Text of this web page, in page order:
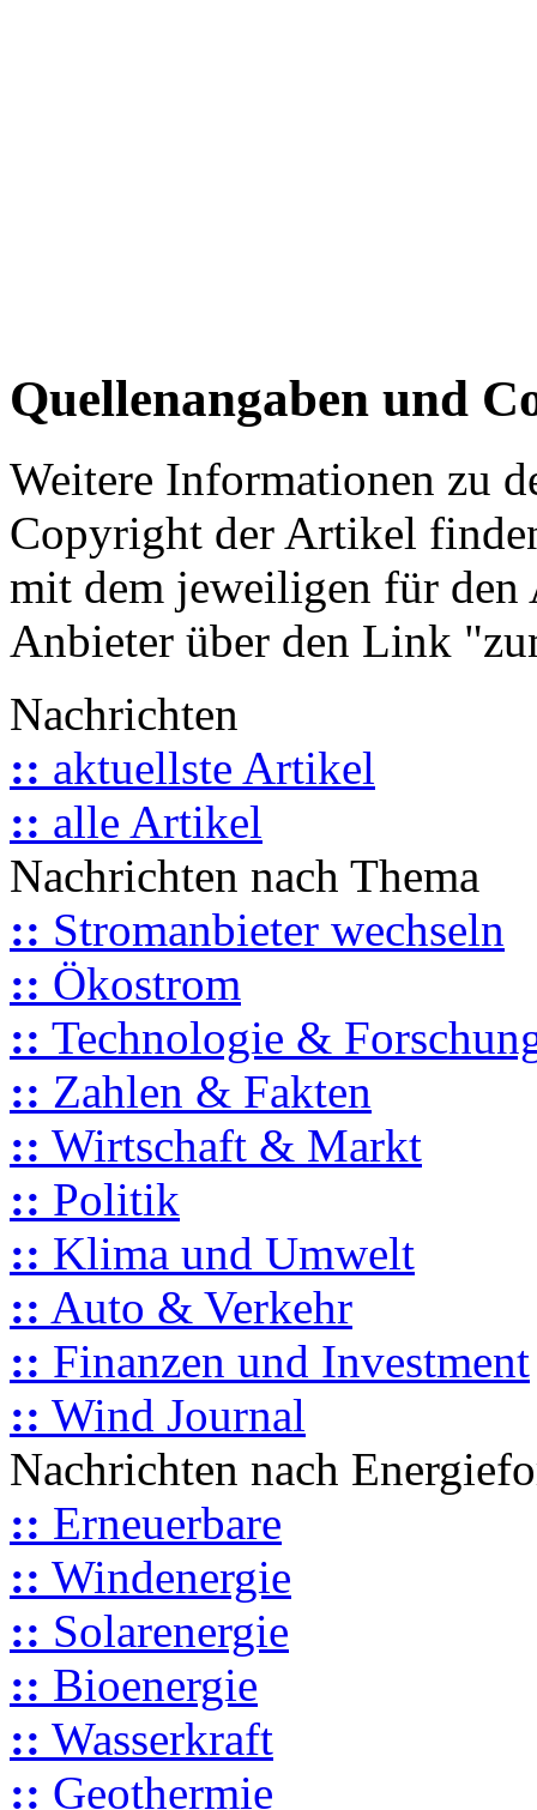
Quellenangaben und
Weitere Informationen zu
Copyright der Artikel
mit dem jeweiligen für
Anbieter über den Link
Nachrichten
:: aktuellste Artikel
:: alle Artikel
Nachrichten nach Thema
:: Stromanbieter wechseln
:: Ökostrom
:: Technologie &
:: Zahlen & Fakten
:: Wirtschaft & Markt
:: Politik
:: Klima und Umwelt
:: Auto & Verkehr
:: Finanzen und Investment
:: Wind Journal
Nachrichten nach
:: Erneuerbare
:: Windenergie
:: Solarenergie
:: Bioenergie
:: Wasserkraft
:: Geothermie